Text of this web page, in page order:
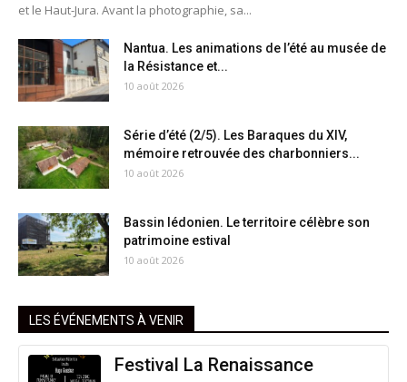
et le Haut-Jura. Avant la photographie, sa...
Nantua. Les animations de l’été au musée de
la Résistance et...
10 août 2026
Série d’été (2/5). Les Baraques du XIV,
mémoire retrouvée des charbonniers...
10 août 2026
Bassin lédonien. Le territoire célèbre son
patrimoine estival
10 août 2026
LES ÉVÉNEMENTS À VENIR
Festival La Renaissance